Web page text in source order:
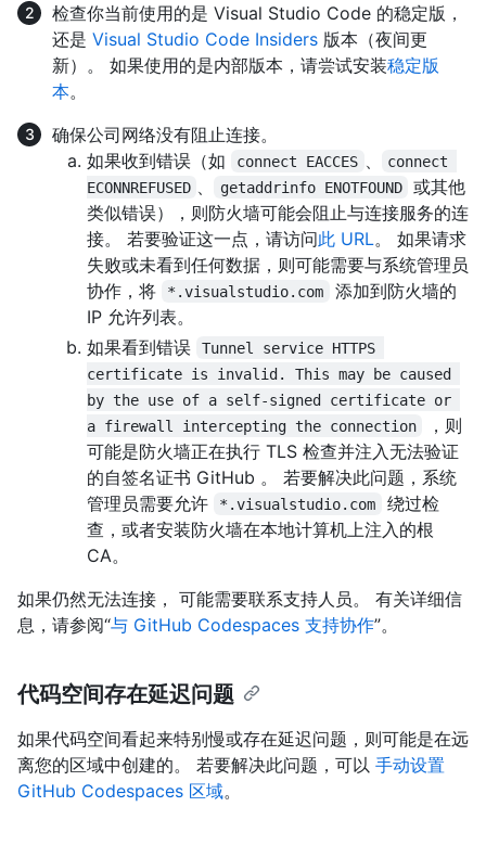
检查你当前使用的是 Visual Studio Code 的稳定版，
还是 Visual Studio Code Insiders 版本（夜间更
新）。 如果使用的是内部版本，请尝试安装稳定版
本。
确保公司网络没有阻止连接。
如果收到错误（如
connect EACCES
connect
ECONNREFUSED
getaddrinfo ENOTFOUND
或其他
类似错误），则防火墙可能会阻止与连接服务的连
接。 若要验证这一点，请访问此 URL。 如果请求
失败或未看到任何数据，则可能需要与系统管理员
协作，将
*.visualstudio.com
添加到防火墙的
IP 允许列表。
如果看到错误
Tunnel service HTTPS
certificate is invalid. This may be caused
by the use of a self-signed certificate or
a firewall intercepting the connection
，则
可能是防火墙正在执行 TLS 检查并注入无法验证
的自签名证书 GitHub 。 若要解决此问题，系统
管理员需要允许
*.visualstudio.com
绕过检
查，或者安装防火墙在本地计算机上注入的根
CA。
如果仍然无法连接， 可能需要联系支持人员。 有关详细信
息，请参阅“与 GitHub Codespaces 支持协作”。
代码空间存在延迟问题
如果代码空间看起来特别慢或存在延迟问题，则可能是在远
离您的区域中创建的。 若要解决此问题，可以 手动设置
GitHub Codespaces 区域。